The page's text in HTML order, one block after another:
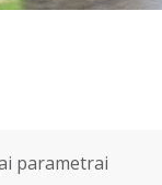
parametrai